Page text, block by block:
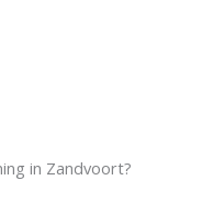
in Zandvoort?